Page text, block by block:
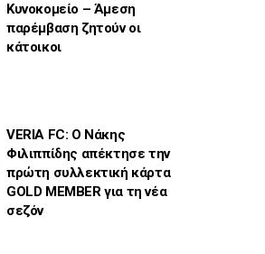
Κυνοκομείο – Άμεση
παρέμβαση ζητούν οι
κάτοικοι
VERIA FC: Ο Νάκης
Φιλιππίδης απέκτησε την
πρώτη συλλεκτική κάρτα
GOLD MEMBER για τη νέα
σεζόν